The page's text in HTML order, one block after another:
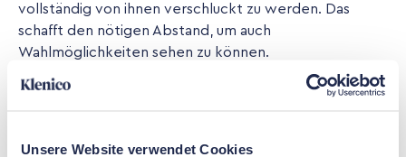
Unsere Website verwendet Cookies
vollständig von ihnen verschluckt zu werden. Das
schafft den nötigen Abstand, um auch
Wahlmöglichkeiten sehen zu können.